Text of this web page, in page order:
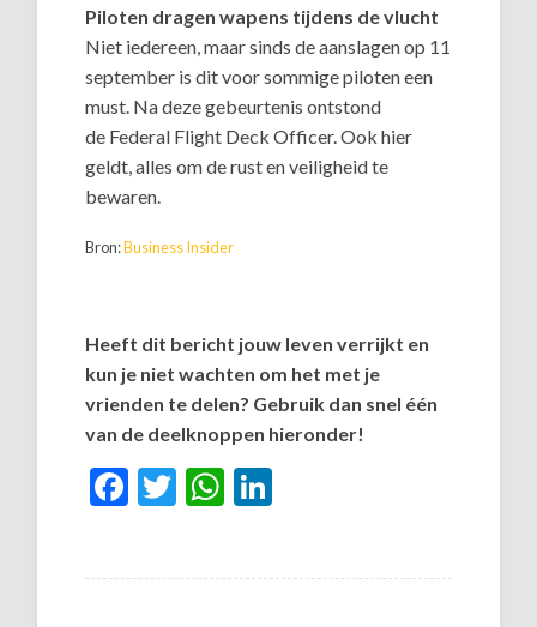
Piloten dragen wapens tijdens de vlucht
Niet iedereen, maar sinds de aanslagen op 11
september is dit voor sommige piloten een
must. Na deze gebeurtenis ontstond
de Federal Flight Deck Officer. Ook hier
geldt, alles om de rust en veiligheid te
bewaren.
Bron:Business Insider
Heeft dit bericht jouw leven verrijkt en
kun je niet wachten om het met je
vrienden te delen? Gebruik dan snel één
van de deelknoppen hieronder!
Facebook
TwitterWhatsApp